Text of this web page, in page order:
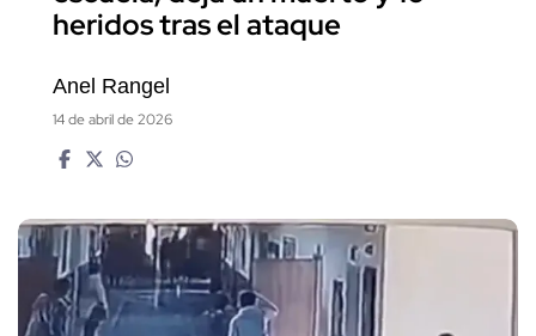
heridos tras el ataque
Anel Rangel
14 de abril de 2026